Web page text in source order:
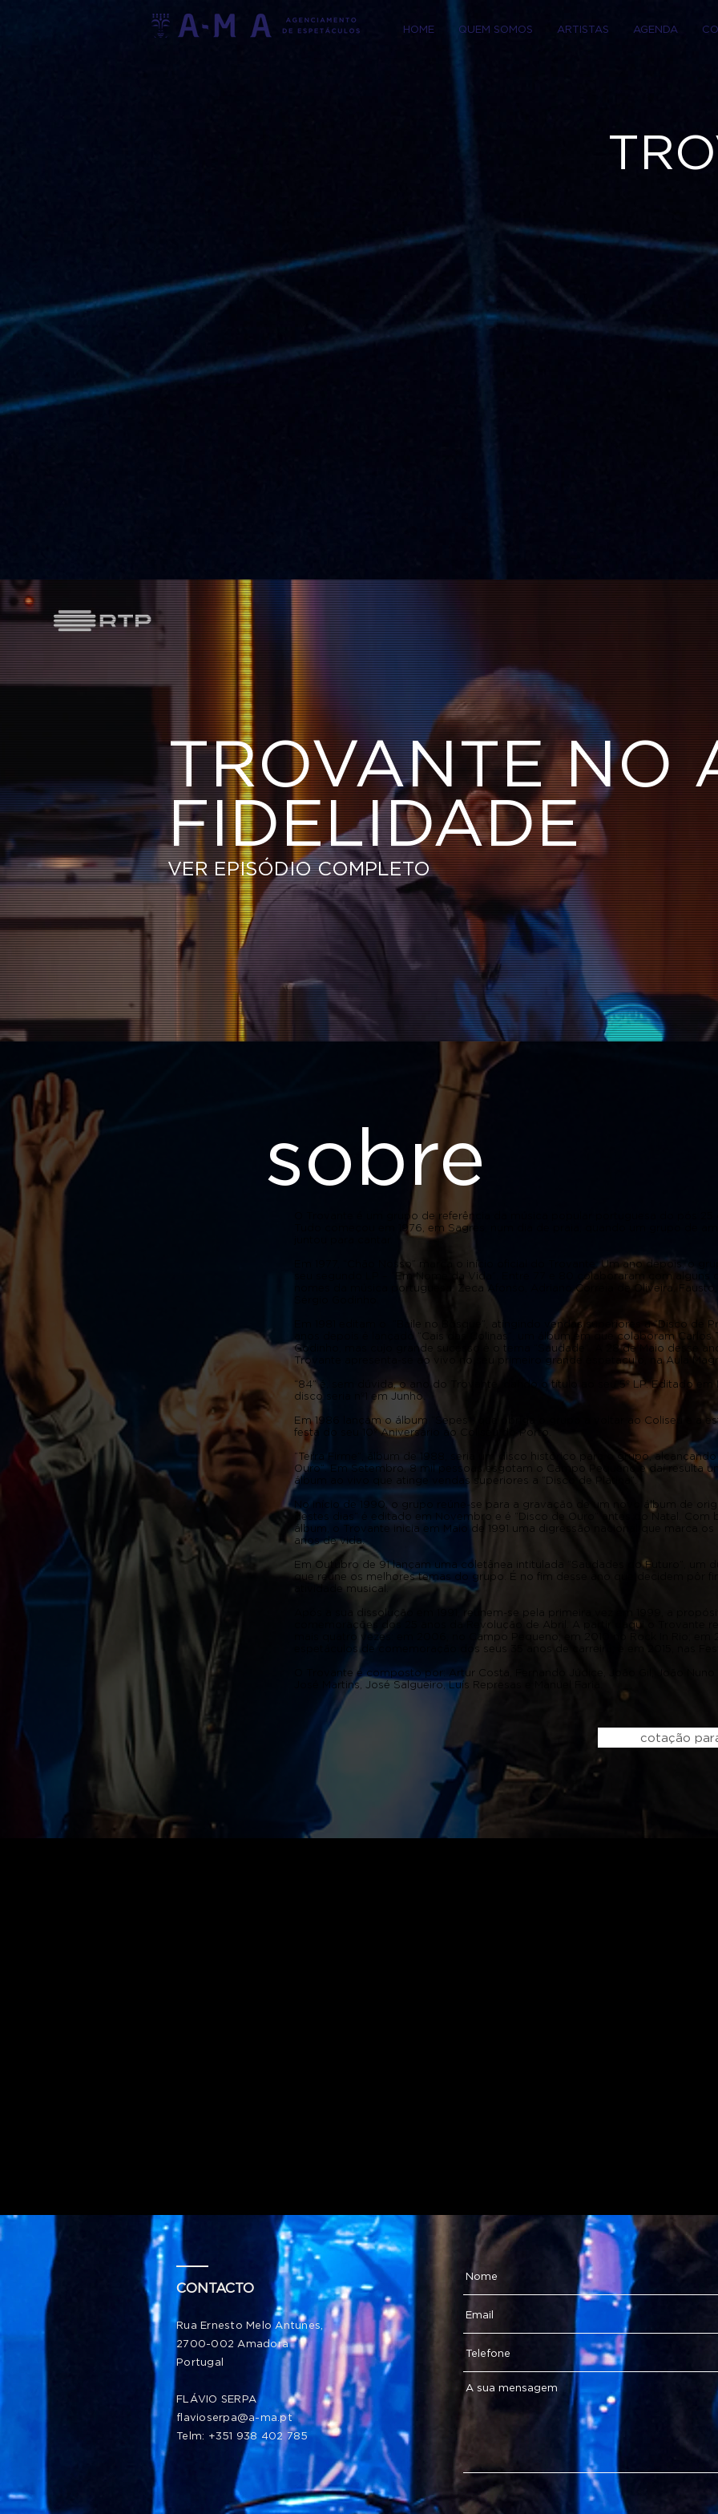
HOME QUEM SOMOS ARTISTAS AGENDA
TROVANTE NO
FIDELIDADE
VER EPISÓDIO COMPLETO
O Trovante é um grupo de referência da música popular portuguesa do pós 25
Tudo começou em 1976, em Sagres, num dia de praia, quando um grupo de
Em 1977, “Chão Nosso” marca o início oficial do Trovante. Um ano depois, o
seu segundo LP – “Em Nome da Vida”. Entre 77 e 80 colaboraram com alguns
nomes da música portuguesa: Zeca Afonso, Adriano Correia de Oliveira,
Em 1981 editam o “Baile no Bosque”, atingindo vendas superiores a “Disco de
anos depois é lançado “Cais das Colinas”, um álbum em que colaboram Carlos
Godinho, mas cujo grande sucesso é o tema “Saudade”. A 28 de Maio desse
Trovante apresenta-se ao vivo no seu primeiro grande espetáculo, na Aula
“84” é, sem dúvida, o ano do Trovante, dando o título ao seu 5º LP. Editado em
disco seria nº1 em Junho.
Em 1986 lançam o álbum “Sepes”, que obriga o grupo a voltar ao Coliseu e a
festa do seu 10º Aniversário ao Coliseu do Porto.
“Terra Firme”, álbum de 1988, seria um disco histórico para o grupo, alcançando
Ouro”. Em Setembro, 8 mil pessoas esgotam o Campo Pequeno e daí resulta
álbum ao vivo que atinge vendas superiores a “Disco de Platina”.
No início de 1990, o grupo reúne-se para a gravação de um novo álbum de
destes dias” é editado em Novembro e é “Disco de Ouro” antes do Natal. Com
álbum, o Trovante inicia em Maio de 1991 uma digressão nacional que marca os
anos de vida.
Em Outubro de 91 lançam uma coletânea intitulada “Saudades do Futuro”, um
que reúne os melhores temas do grupo. É no fim desse ano que decidem pôr
atividade musical.
Após a sua dissolução em 1991, reúnem-se pela primeira vez em 1999, a
comemorações dos 25 anos da Revolução de Abril. A partir daqui o Trovante
mais quatro vezes: em 2006, no Campo Pequeno; em 2010 no Rock In Rio; em
espetáculos de comemoração dos seus 35 anos de carreira; e em 2015, nas
O Trovante é composto por: Artur Costa, Fernando Júdice, João Gil, João Nuno
José Martins, José Salgueiro, Luís Represas e Manuel Faria.
sobre
cotação
CONTACTO
Rua Ernesto Melo Antunes,
2700-002 Amadora
Portugal
FLÁVIO SERPA
flavioserpa@a-ma.pt
Telm: +351 938 402 785